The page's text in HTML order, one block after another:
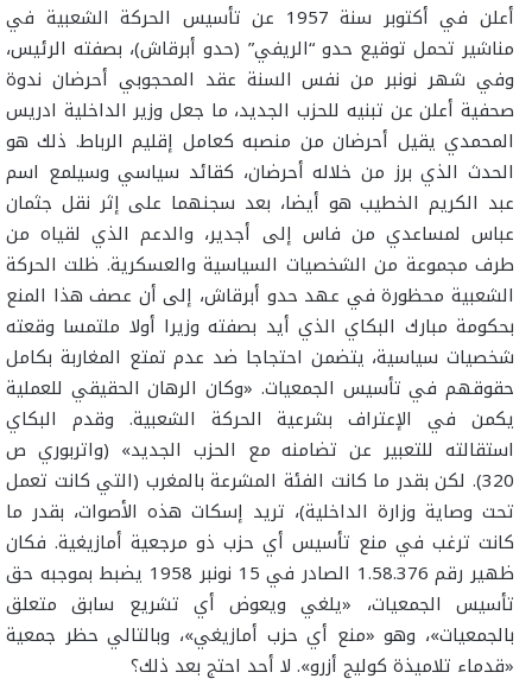
أعلن في أكتوبر سنة 1957 عن تأسيس الحركة الشعبية في
مناشير تحمل توقيع حدو “الريفي” (حدو أبرقاش)، بصفته الرئيس،
وفي شهر نونبر من نفس السنة عقد المحجوبي أحرضان ندوة
صحفية أعلن عن تبنيه للحزب الجديد، ما جعل وزير الداخلية ادريس
المحمدي يقيل أحرضان من منصبه كعامل إقليم الرباط. ذلك هو
الحدث الذي برز من خلاله أحرضان، كقائد سياسي وسيلمع اسم
عبد الكريم الخطيب هو أيضا، بعد سجنهما على إثر نقل جثمان
عباس لمساعدي من فاس إلى أجدير، والدعم الذي لقياه من
طرف مجموعة من الشخصيات السياسية والعسكرية. ظلت الحركة
الشعبية محظورة في عهد حدو أبرقاش، إلى أن عصف هذا المنع
بحكومة مبارك البكاي الذي أيد بصفته وزيرا أولا ملتمسا وقعته
شخصيات سياسية، يتضمن احتجاجا ضد عدم تمتع المغاربة بكامل
حقوقهم في تأسيس الجمعيات. «وكان الرهان الحقيقي للعملية
يكمن في الإعتراف بشرعية الحركة الشعبية. وقدم البكاي
استقالته للتعبير عن تضامنه مع الحزب الجديد» (واتربوري ص
320). لكن بقدر ما كانت الفئة المشرعة بالمغرب (التي كانت تعمل
تحت وصاية وزارة الداخلية)، تريد إسكات هذه الأصوات، بقدر ما
كانت ترغب في منع تأسيس أي حزب ذو مرجعية أمازيغية. فكان
ظهير رقم 1.58.376 الصادر في 15 نونبر 1958 يضبط بموجبه حق
تأسيس الجمعيات، «يلغي ويعوض أي تشريع سابق متعلق
بالجمعيات»، وهو «منع أي حزب أمازيغي»، وبالتالي حظر جمعية
«قدماء تلاميذة كوليج أزرو». لا أحد احتج بعد ذلك؟